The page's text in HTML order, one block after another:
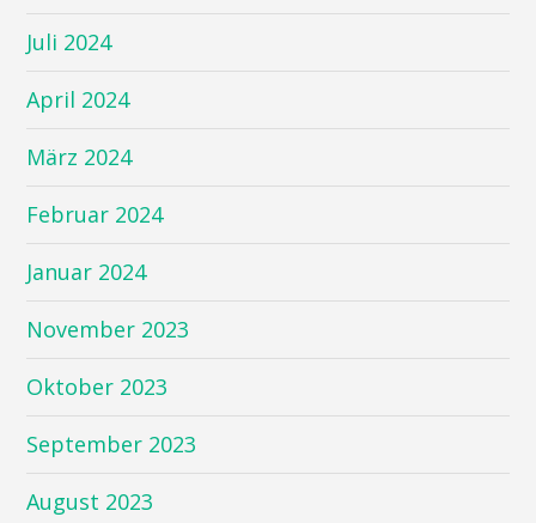
Juli 2024
April 2024
März 2024
Februar 2024
Januar 2024
November 2023
Oktober 2023
September 2023
August 2023